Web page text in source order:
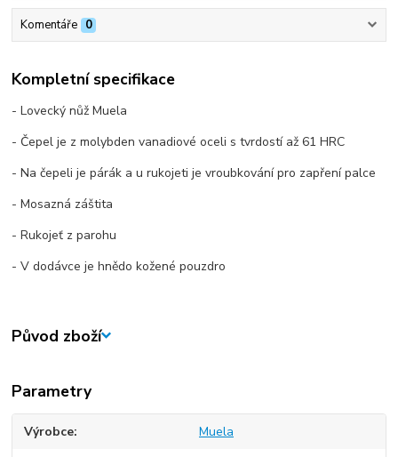
Komentáře 0
Kompletní specifikace
- Lovecký nůž Muela
- Čepel je z molybden vanadiové oceli s tvrdostí až 61 HRC
- Na čepeli je párák a u rukojeti je vroubkování pro zapření palce
- Mosazná záštita
- Rukojeť z parohu
- V dodávce je hnědo kožené pouzdro
Původ zboží
Parametry
Výrobce Muela